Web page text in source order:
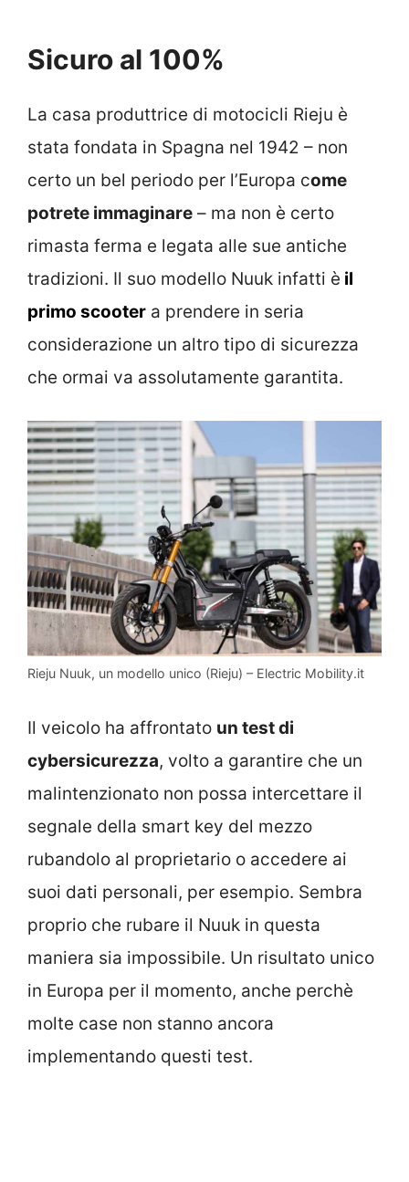
Sicuro al 100%
La casa produttrice di motocicli Rieju è
stata fondata in Spagna nel 1942 – non
certo un bel periodo per l’Europa come
potrete immaginare – ma non è certo
rimasta ferma e legata alle sue antiche
tradizioni. Il suo modello Nuuk infatti è il
primo scooter a prendere in seria
considerazione un altro tipo di sicurezza
che ormai va assolutamente garantita.
Rieju Nuuk, un modello unico (Rieju) – Electric Mobility.it
Il veicolo ha affrontato un test di
cybersicurezza, volto a garantire che un
malintenzionato non possa intercettare il
segnale della smart key del mezzo
rubandolo al proprietario o accedere ai
suoi dati personali, per esempio. Sembra
proprio che rubare il Nuuk in questa
maniera sia impossibile. Un risultato unico
in Europa per il momento, anche perchè
molte case non stanno ancora
implementando questi test.